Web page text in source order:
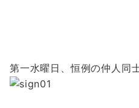
第一水曜日、恒例の仲人同